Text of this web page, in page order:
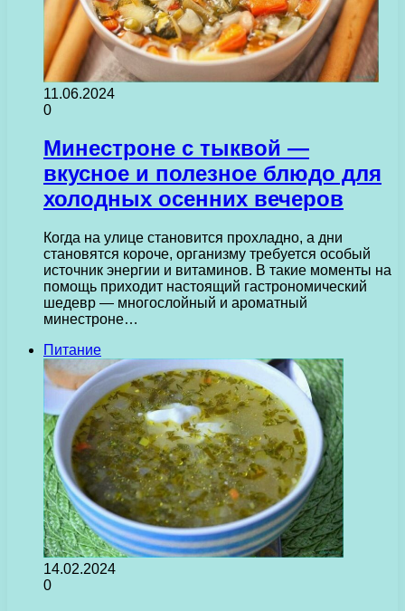
11.06.2024
0
Минестроне с тыквой —
вкусное и полезное блюдо для
холодных осенних вечеров
Когда на улице становится прохладно, а дни
становятся короче, организму требуется особый
источник энергии и витаминов. В такие моменты на
помощь приходит настоящий гастрономический
шедевр — многослойный и ароматный
минестроне…
Питание
14.02.2024
0